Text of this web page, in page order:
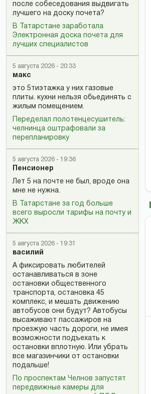
после собеседования выдвигать
лучшего на доску почета?
В Татарстане заработала
Электронная доска почета для
лучших специалистов
5 августа 2026 - 20:33
макс
это 5тиэтажка у них газовые
плиты. кухни нельзя обьединять с
жилым помещением.
Переделал полотенцесушитель:
челнинца оштрафовали за
перепланировку
5 августа 2026 - 19:36
Пенсионер
Лет 5 на почте не был, вроде она
мне не нужна.
В Татарстане за год больше
всего выросли тарифы на почту и
ЖКХ
5 августа 2026 - 19:31
василий
А фиксировать любителей
останавливаться в зоне
остановки общественного
транспорта, остановка 45
комплекс, и мешать движению
автобусов они будут? Автобусы
высаживают пассажиров на
проезжую часть дороги, не имея
возможности подъехать к
остановки вплотную. Или убрать
все магазинчики от остановки
подальше!
По проспектам Челнов запустят
передвижные камеры для